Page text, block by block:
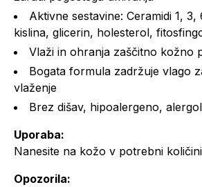
Aktivne sestavine: Ceramidi 1,
kislina, glicerin, holesterol,
Vlaži in ohranja zaščitno kožno
Bogata formula zadržuje vlago
vlaženje
Brez dišav, hipoalergeno,
Uporaba:
Nanesite na kožo v potrebni
Opozorila: